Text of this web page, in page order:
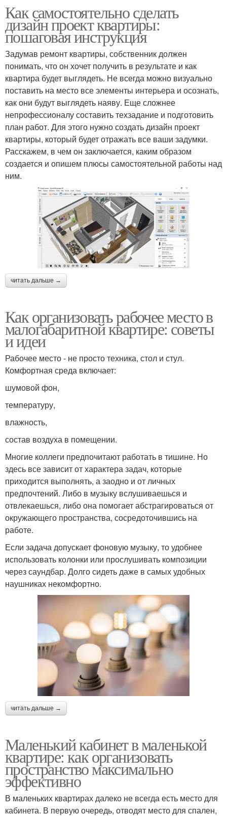
Как самостоятельно сделать
дизайн проект квартиры:
пошаговая инструкция
Задумав ремонт квартиры, собственник должен
понимать, что он хочет получить в результате и как
квартира будет выглядеть. Не всегда можно визуально
поставить на место все элементы интерьера и осознать,
как они будут выглядеть наяву. Еще сложнее
непрофессионалу составить техзадание и подготовить
план работ. Для этого нужно создать дизайн проект
квартиры, который будет отражать все ваши задумки.
Расскажем, в чем он заключается, каким образом
создается и опишем плюсы самостоятельной работы над
ним.
читать дальше →
Как организовать рабочее место в
малогабаритной квартире: советы
и идеи
Рабочее место - не просто техника, стол и стул.
Комфортная среда включает:
шумовой фон,
температуру,
влажность,
состав воздуха в помещении.
Многие коллеги предпочитают работать в тишине. Но
здесь все зависит от характера задач, которые
приходится выполнять, а заодно и от личных
предпочтений. Либо в музыку вслушиваешься и
отвлекаешься, либо она помогает абстрагироваться от
окружающего пространства, сосредоточившись на
работе.
Если задача допускает фоновую музыку, то удобнее
использовать колонки или прослушивать композиции
через саундбар. Долго сидеть даже в самых удобных
наушниках некомфортно.
читать дальше →
Маленький кабинет в маленькой
квартире: как организовать
пространство максимально
эффективно
В маленьких квартирах далеко не всегда есть место для
кабинета. В первую очередь, отводят место для спален,